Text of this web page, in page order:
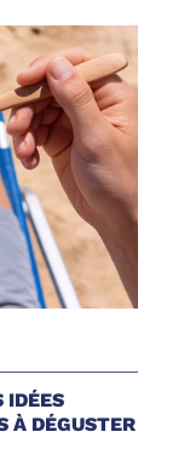
IDÉES
À DÉGUSTER